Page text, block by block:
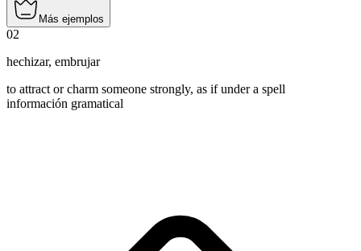
Más ejemplos
02
hechizar, embrujar
to attract or charm someone strongly, as if under a spell
información gramatical